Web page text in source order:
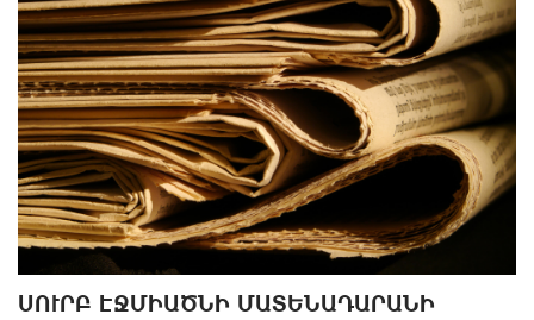
ՍՈՒՐԲ ԷՋՄԻԱԾՆԻ ՄԱՏԵՆԱԴԱՐԱՆԻ